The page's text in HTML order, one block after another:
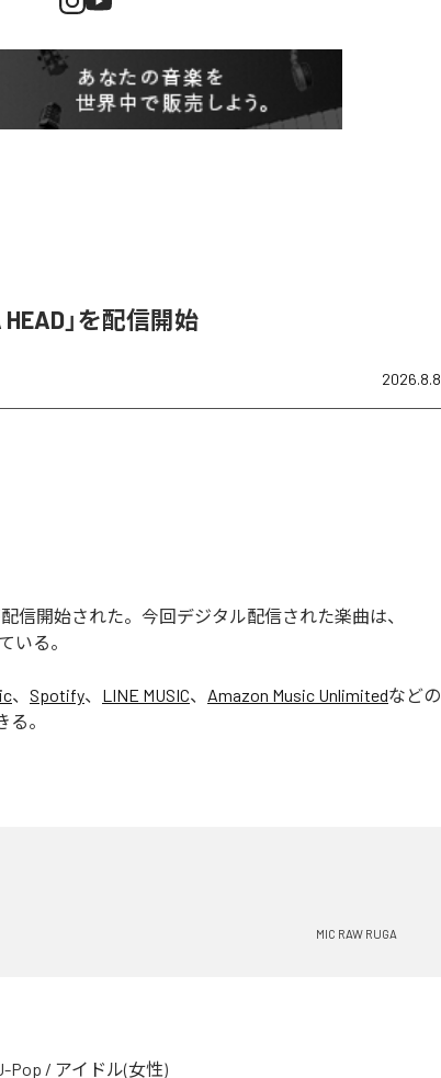
HEAD」を配信開始
2026.8.8
配信開始された。今回デジタル配信された楽曲は、
いる。
、 Spotify、 LINE MUSIC、 Amazon Music Unlimitedなどの
。
MIC RAW RUGA
Pop / アイドル(女性)